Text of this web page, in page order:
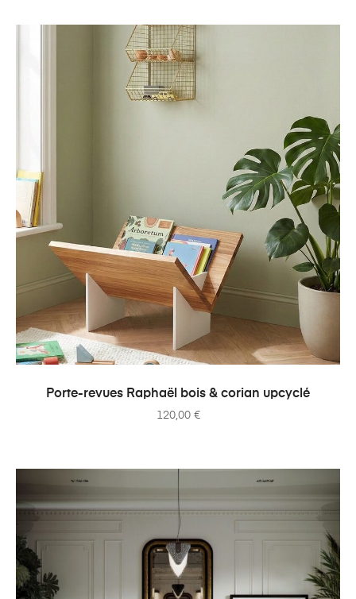
AJOUTER AU PANIER
Porte-revues Raphaël bois & corian upcyclé
120,00 €